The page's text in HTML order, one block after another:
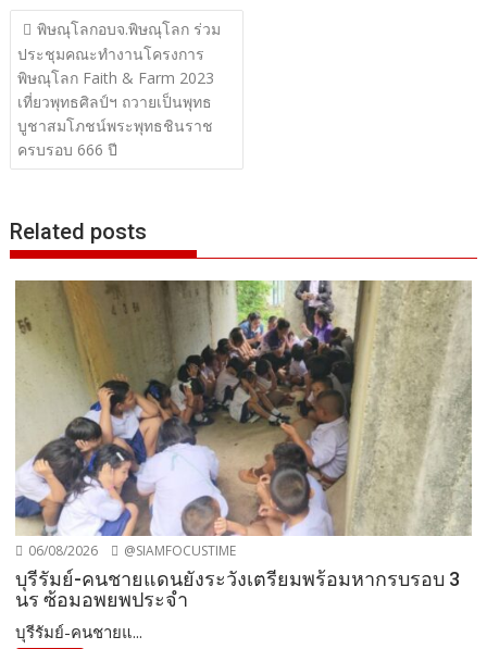
แนะแนว
เรื่อง
พิษณุโลกอบจ.พิษณุโลก ร่วม
ประชุมคณะทำงานโครงการ
พิษณุโลก Faith & Farm 2023
เที่ยวพุทธศิลป์ฯ ถวายเป็นพุทธ
บูชาสมโภชน์พระพุทธชินราช
ครบรอบ 666 ปี
Related posts
06/08/2026 @SIAMFOCUSTIME
บุรีรัมย์-คนชายแดนยังระวังเตรียมพร้อมหากรบรอบ 3
นร ซ้อมอพยพประจำ
บุรีรัมย์-คนชายแ...